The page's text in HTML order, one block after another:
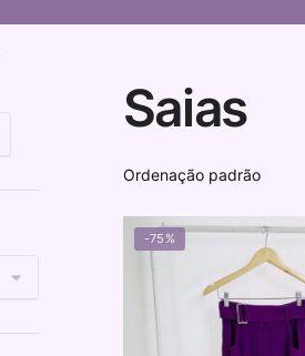
Saias
-75%